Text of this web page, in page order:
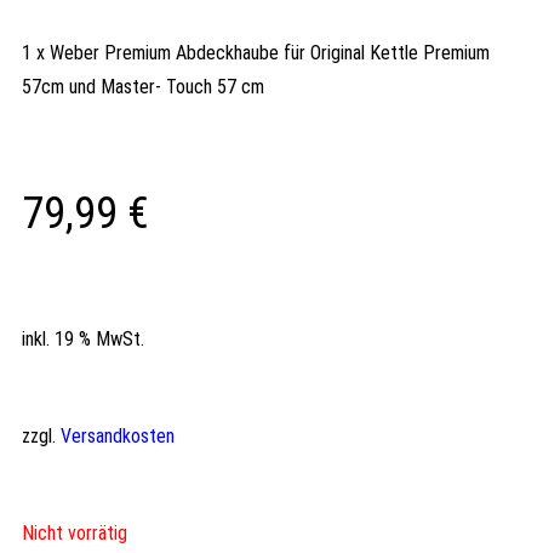
1 x Weber Premium Abdeckhaube für Original Kettle Premium
57cm und Master- Touch 57 cm
79,99 €
inkl. 19 % MwSt.
zzgl. Versandkosten
Nicht vorrätig